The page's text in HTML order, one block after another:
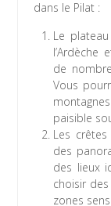
dans le Pilat :
Le
l’Ardèche
de
Vous
paisible
Les
des
des lieux
choisir
zones